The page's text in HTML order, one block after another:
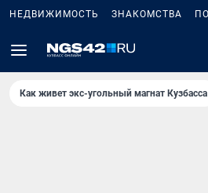
НЕДВИЖИМОСТЬ ЗНАКОМСТВА
Как живет экс-угольный магнат Кузбасса